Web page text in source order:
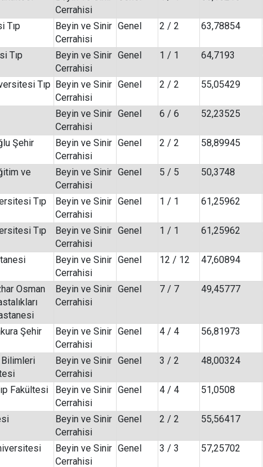
Cerrahisi
Tıp
Beyin ve Sinir
Cerrahisi
Genel 2 / 2 63,78854
Tıp
Beyin ve Sinir
Cerrahisi
Genel 1 / 1 64,7193
Tıp Beyin ve Sinir
Cerrahisi
Genel 2 / 2 55,05429
Beyin ve Sinir
Cerrahisi
Genel 6 / 6 52,23525
Şehir
Beyin ve Sinir
Cerrahisi
Genel 2 / 2 58,89945
ve
Beyin ve Sinir
Cerrahisi
Genel 5 / 5 50,3748
Tıp
Beyin ve Sinir
Cerrahisi
Genel 1 / 1 61,25962
Tıp
Beyin ve Sinir
Cerrahisi
Genel 1 / 1 61,25962
Beyin ve Sinir
Cerrahisi
Genel 12 / 12 47,60894
Osman
Beyin ve Sinir
Cerrahisi
Genel 7 / 7 49,45777
Şehir
Beyin ve Sinir
Cerrahisi
Genel 4 / 4 56,81973
Bilimleri
Beyin ve Sinir
Cerrahisi
Genel 3 / 2 48,00324
Fakültesi
Beyin ve Sinir
Cerrahisi
Genel 4 / 4 51,0508
Beyin ve Sinir
Cerrahisi
Genel 2 / 2 55,56417
Beyin ve Sinir
Cerrahisi
Genel 3 / 3 57,25702